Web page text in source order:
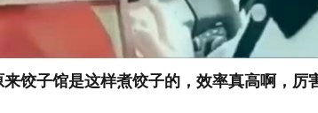
饺子馆是这样煮饺子的，效率真高啊，厉